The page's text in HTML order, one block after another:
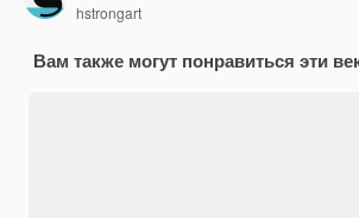
hstrongart
Вам также могут понравиться эти